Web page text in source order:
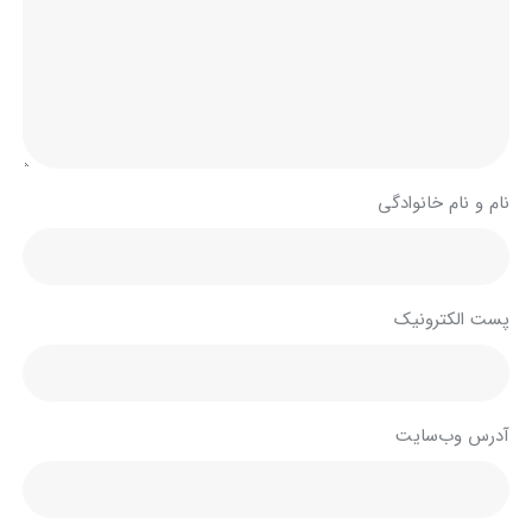
نام و نام خانوادگی
پست الکترونیک
آدرس وب‌سایت